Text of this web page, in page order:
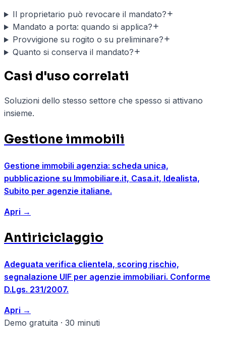
Il proprietario può revocare il mandato?
Mandato a porta: quando si applica?
Provvigione su rogito o su preliminare?
Quanto si conserva il mandato?
Casi d'uso correlati
Soluzioni dello stesso settore che spesso si attivano
insieme.
Gestione immobili
Gestione immobili agenzia: scheda unica,
pubblicazione su Immobiliare.it, Casa.it, Idealista,
Subito per agenzie italiane.
Apri →
Antiriciclaggio
Adeguata verifica clientela, scoring rischio,
segnalazione UIF per agenzie immobiliari. Conforme
D.Lgs. 231/2007.
Apri →
Demo gratuita · 30 minuti